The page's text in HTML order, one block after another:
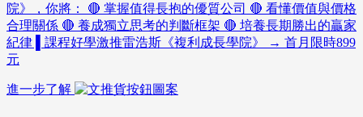
院》，你將： 🔴 掌握值得長抱的優質公司 🔴 看懂價值與價格
合理關係 🔴 養成獨立思考的判斷框架 🔴 培養長期勝出的贏家
紀律 ▌課程好學激推雷浩斯《複利成長學院》 → 首月限時899
元
進一步了解